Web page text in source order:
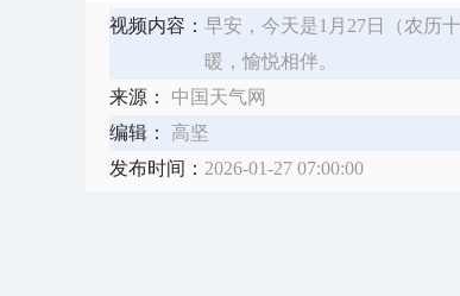
视频内容： 早安，今天是1月27日（农历
暖，愉悦相伴。
来源：
中国天气网
编辑：
高坚
发布时间： 2026-01-27 07:00:00